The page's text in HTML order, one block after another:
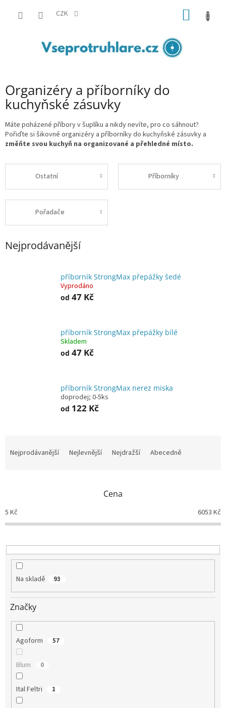
CZK
Organizéry a příborníky do
kuchyňské zásuvky
Máte poházené příbory v šuplíku a nikdy nevíte, pro co sáhnout?
Pořiďte si šikovné organizéry a příborníky do kuchyňské zásuvky a
změňte svou kuchyň na organizované a přehledné místo.
Ostatní Příborníky
Pořadače
Nejprodávanější
příborník StrongMax přepážky šedé
Vyprodáno
od 47 Kč
příborník StrongMax přepážky bílé
Skladem
od 47 Kč
příborník StrongMax nerez miska
doprodej; 0-5ks
od 122 Kč
p
r
o
u
Nejprodávanější Nejlevnější Nejdražší Abecedně
Cena
5 Kč 6053 Kč
Na skladě 93
Značky
Agoform 57
Blum 0
Ital Feltri 1